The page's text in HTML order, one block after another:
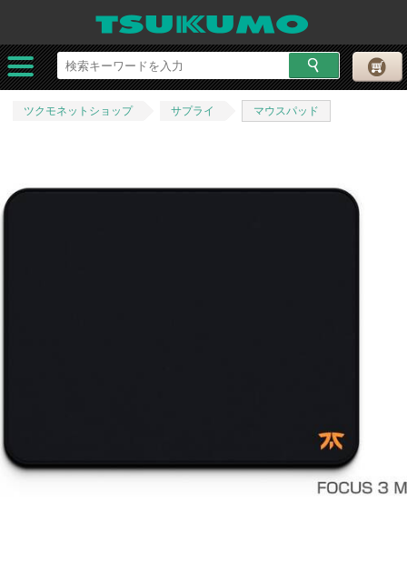
ツクモネットショップ サプライ マウスパッド